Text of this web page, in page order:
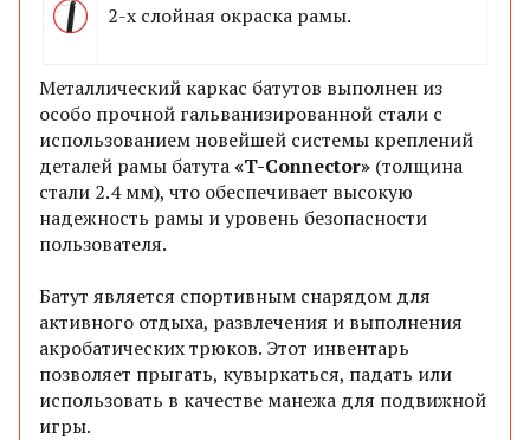
2-х слойная окраска рамы.
Металлический каркас батутов выполнен из
особо прочной гальванизированной стали с
использованием новейшей системы креплений
деталей рамы батута«T-Conneсtor» (толщина
стали 2.4 мм), что обеспечивает высокую
надежность рамы и уровень безопасности
пользователя.
Батут является спортивным снарядом для
активного отдыха, развлечения и выполнения
акробатических трюков. Этот инвентарь
позволяет прыгать, кувыркаться, падать или
использовать в качестве манежа для подвижной
игры.